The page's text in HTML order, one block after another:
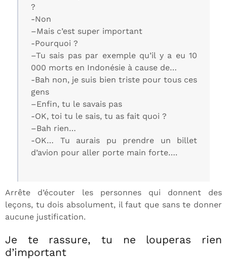
?
-Non
–Mais c’est super important
-Pourquoi ?
–Tu sais pas par exemple qu’il y a eu 10
000 morts en Indonésie à cause de…
-Bah non, je suis bien triste pour tous ces
gens
–Enfin, tu le savais pas
-OK, toi tu le sais, tu as fait quoi ?
–Bah rien…
-OK… Tu aurais pu prendre un billet
d’avion pour aller porte main forte….
Arrête d’écouter les personnes qui donnent des
leçons, tu dois absolument, il faut que sans te donner
aucune justification.
Je te rassure, tu ne louperas rien
d’important